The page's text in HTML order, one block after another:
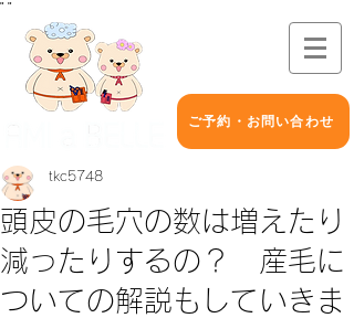
" "
ご予約・お問い合わせ
頭皮の毛穴の数は増えたり
減ったりするの？ 産毛に
ついての解説もしていきま
tkc5748